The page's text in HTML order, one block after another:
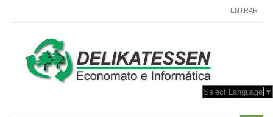
ENTRAR
Select Language ▼